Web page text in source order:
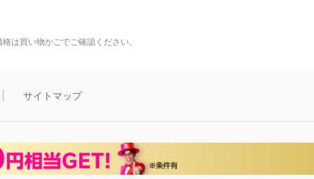
は買い物かごでご確認ください。
サイトマップ